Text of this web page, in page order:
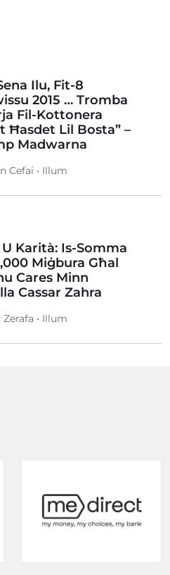
Ilu, Fit-8
2015 … Tromba
Fil-Kottonera
Ħasdet Lil Bosta” –
Madwarna
Cefai • Illum
U Karità: Is-Somma
Miġbura Għal
Cares Minn
Cassar Zahra
• Illum